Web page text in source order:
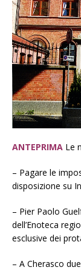
ANTEPRIMA Le
– Pagare le
disposizione su
– Pier Paolo
dell’Enoteca
esclusive dei
– A Cherasco